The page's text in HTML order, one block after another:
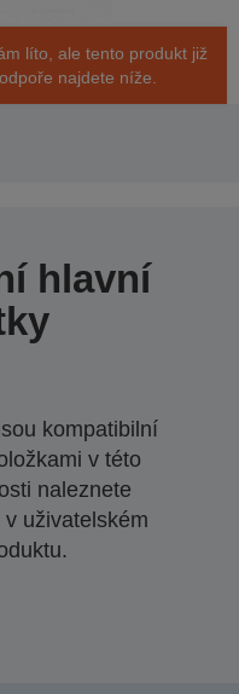
líto, ale tento produkt již
najdete níže.
hlavní
kompatibilní
v této
naleznete
uživatelském